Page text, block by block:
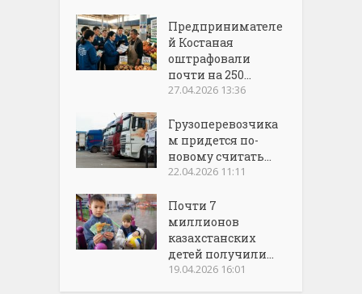
Предпринимателе
й Костаная
оштрафовали
почти на 250...
27.04.2026 13:36
Грузоперевозчика
м придется по-
новому считать...
22.04.2026 11:11
Почти 7
миллионов
казахстанских
детей получили...
19.04.2026 16:01